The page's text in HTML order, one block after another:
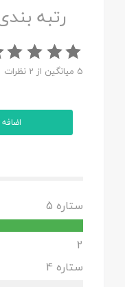
رتبه
5 میانگین از 2 نظرات
ستاره 5
2
ستاره 4